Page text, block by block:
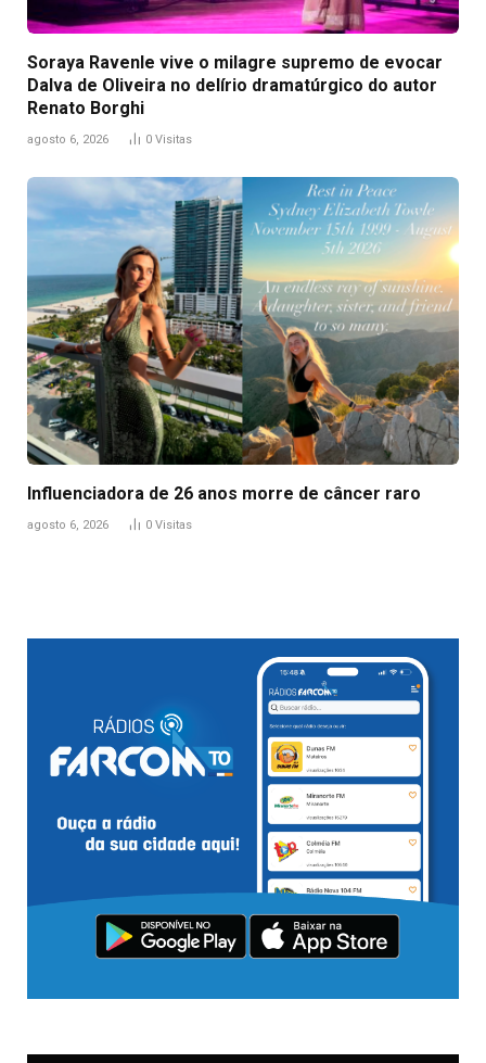
Soraya Ravenle vive o milagre supremo de evocar
Dalva de Oliveira no delírio dramatúrgico do autor
Renato Borghi
agosto 6, 2026 0 Visitas
Influenciadora de 26 anos morre de câncer raro
agosto 6, 2026 0 Visitas